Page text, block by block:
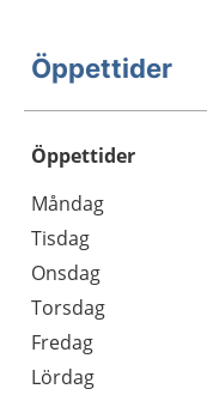
Öppettider
Öppettider
Dag
Öppettider
Kommentarer
Måndag
Tisdag
Onsdag
Torsdag
Fredag
Lördag